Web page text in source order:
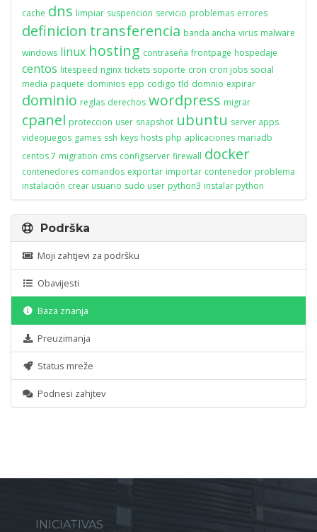
cache dns limpiar suspencion servicio problemas errores
definicion transferencia banda ancha virus malware
windows linux hosting contraseña frontpage hospedaje
centos litespeed nginx tickets soporte cron cron jobs social
media paquete dominios epp codigo tld domnio expirar
dominio reglas derechos wordpress migrar
cpanel proteccion user snapshot ubuntu server apps
videojuegos games ssh keys hosts php aplicaciones mariadb
centos 7 migration cms configserver firewall docker
contenedores comandos exportar importar contenedor problema
instalación crear usuario sudo user python3 instalar python
Podrška
Moji zahtjevi za podršku
Obavijesti
Baza znanja
Preuzimanja
Status mreže
Podnesi zahjtev
INICIATIVAS